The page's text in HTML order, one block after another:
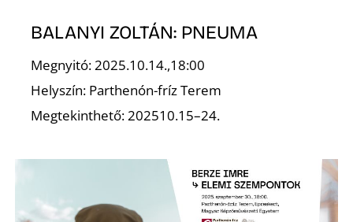
BALANYI ZOLTÁN: PNEUMA
Megnyitó: 2025.10.14.,18:00
Helyszín: Parthenón-fríz Terem
Megtekinthető: 202510.15–24.